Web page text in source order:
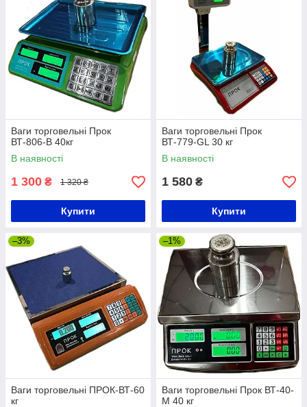
Ваги торговельні Прок
ВТ-806-В 40кг
В наявності
1 300 ₴ 1 320 ₴
Купити
Ваги торговельні Прок
ВТ-779-GL 30 кг
В наявності
1 580 ₴
Купити
–3%
Ваги торговельні ПРОК-ВТ-60
кг
–1%
Ваги торговельні Прок ВТ-40-
М 40 кг